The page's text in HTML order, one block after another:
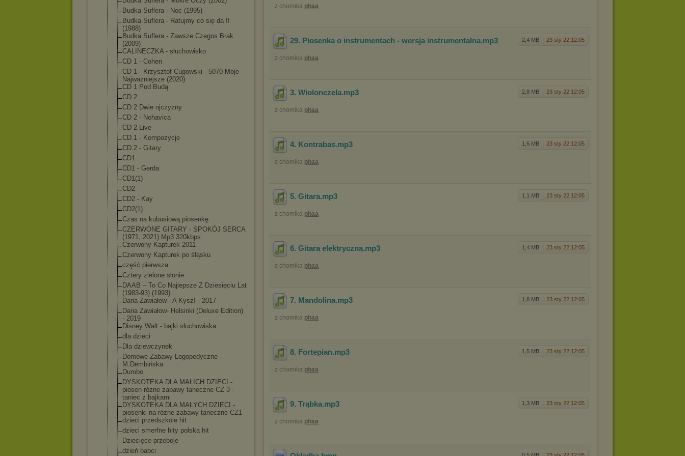
Budka Suflera - Noc (1995)
Budka Suflera - Ratujmy co się da !!
(1988)
Budka Suflera - Zawsze Czegos Brak
(2009)
CALINECZKA - słuchowisko
CD 1 - Cohen
CD 1 - Krzysztof Cugowski - 5070 Moje
Najważniejsze (2020)
CD 1 Pod Budą
CD 2
CD 2 Dwie ojczyzny
CD 2 - Nohavica
CD 2 Live
CD.1 - Kompozycje
CD.2 - Gitary
CD1
CD1 - Gerda
CD1(1)
CD2
CD2 - Kay
CD2(1)
Czas na kubusiową piosenkę
CZERWONE GITARY - SPOKÓJ SERCA
(1971, 2021) Mp3 320kbps
Czerwony Kapturek 2011
Czerwony Kapturek po śląsku
część pierwsza
Cztery zielone słonie
DAAB – To Co Najlepsze Z Dziesięciu Lat
(1983-93) (1993)
Daria Zawiałow - A Kysz! - 2017
Daria Zawiałow- Helsinki (Deluxe Edition)
- 2019
Disney Walt - bajki słuchowiska
dla dzieci
Dla dziewczynek
Domowe Zabawy Logopedyczne -
M.Dembińska
Dumbo
DYSKOTEKA DLA MAŁICH DZIECI -
piosen rózne zabawy taneczne CZ 3 -
taniec z bajkami
DYSKOTEKA DLA MAŁYCH DZIECI -
piosenki na rózne zabawy taneczne CZ1
dzieci przedszkole hit
dzieci smerfne hity polska hit
Dziecięce przeboje
dzień babci
z chomika phaa
2,4 MB 23 sty 22 12:05
29. Piosenka o instrumentach - wersja instrumental na.mp3
z chomika phaa
2,8 MB 23 sty 22 12:05
3. Wiolonczela.mp3
z chomika phaa
1,6 MB 23 sty 22 12:05
4. Kontrabas.mp3
z chomika phaa
1,1 MB 23 sty 22 12:05
5. Gitara.mp3
z chomika phaa
1,4 MB 23 sty 22 12:05
6. Gitara elektryczna.mp3
z chomika phaa
1,8 MB 23 sty 22 12:05
7. Mandolina.mp3
z chomika phaa
1,5 MB 23 sty 22 12:05
8. Fortepian.mp3
z chomika phaa
1,3 MB 23 sty 22 12:05
9. Trąbka.mp3
z chomika phaa